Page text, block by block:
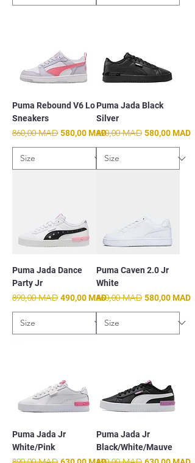
Puma Rebound V6 Lo
Sneakers
Prix original
860,00 MAD Prix promotionnel
580,00 MAD
Puma Jada Black
Silver
Prix original
890,00 MAD Prix
580,00 MAD
Puma Jada Dance
Party Jr
Prix original
890,00 MAD Prix promotionnel
490,00 MAD
Puma Caven 2.0 Jr
White
Prix original
860,00 MAD Prix
580,00 MAD
Puma Jada Jr
White/Pink
Puma Jada Jr
Black/White/Mauve